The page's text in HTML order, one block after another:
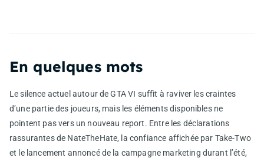
En quelques mots
Le silence actuel autour de GTA VI suffit à raviver les craintes
d’une partie des joueurs, mais les éléments disponibles ne
pointent pas vers un nouveau report. Entre les déclarations
rassurantes de NateTheHate, la confiance affichée par Take-Two
et le lancement annoncé de la campagne marketing durant l’été,